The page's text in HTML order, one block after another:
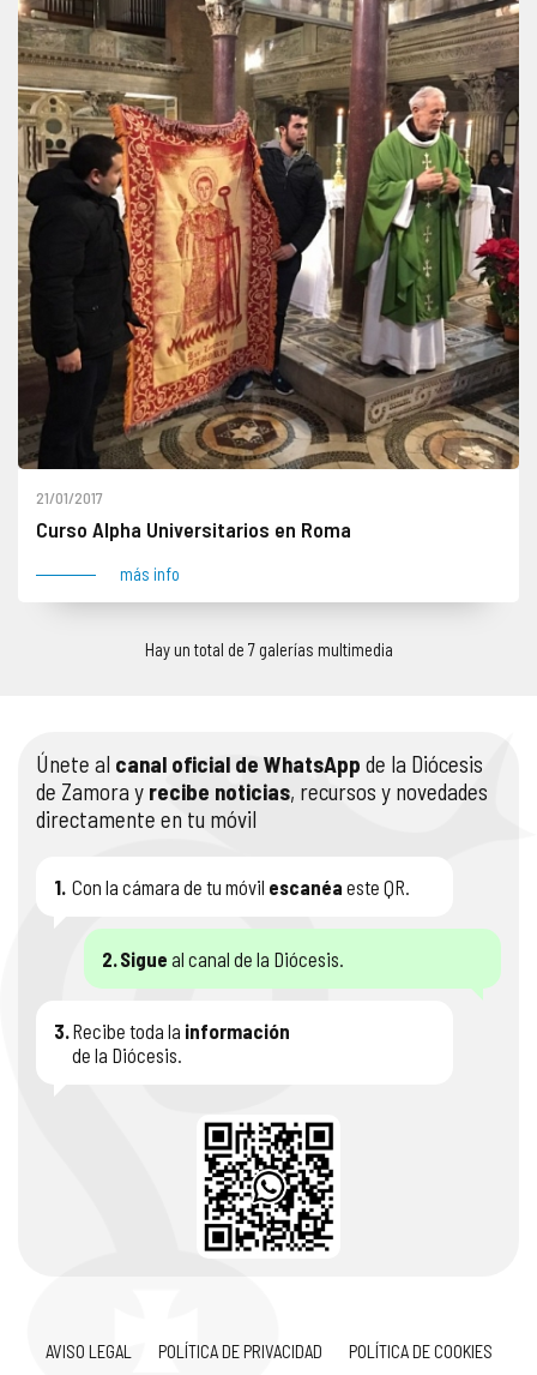
21/01/2017
Curso Alpha Universitarios en Roma
más info
Hay un total de 7 galerías multimedia
Únete al canal oficial de WhatsApp de la Diócesis
de Zamora y recibe noticias, recursos y novedades
directamente en tu móvil
1. Con la cámara de tu móvil escanéa este QR.
2.Sigue al canal de la Diócesis.
3.Recibe toda la información
de la Diócesis.
AVISO LEGAL POLÍTICA DE PRIVACIDAD POLÍTICA DE COOKIES